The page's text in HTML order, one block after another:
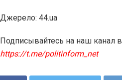
Джерело: 44.ua
Подписывайтесь на наш канал в
https://t.me/politinform_net